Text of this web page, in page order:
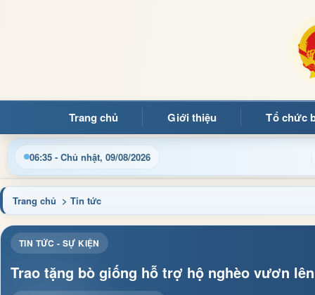
Trang chủ Giới thiệu Tổ chức
06:35 - Chủ nhật, 09/08/2026
Cập nhật thông tin điều hành, thủ tục hành chính và tin tức
Trang chủ > Tin tức
TIN TỨC - SỰ KIỆN
Trao tặng bò giống hỗ trợ hộ nghèo vươn